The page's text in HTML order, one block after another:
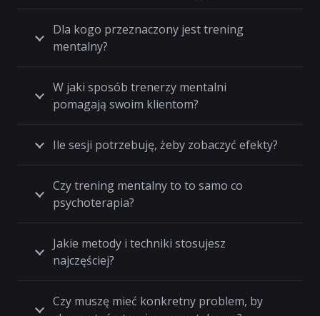
Dla kogo przeznaczony jest trening
mentalny?
W jaki sposób trenerzy mentalni
pomagają swoim klientom?
Ile sesji potrzebuję, żeby zobaczyć efekty?
Czy trening mentalny to to samo co
psychoterapia?
Jakie metody i techniki stosujesz
najczęściej?
Czy muszę mieć konkretny problem, by